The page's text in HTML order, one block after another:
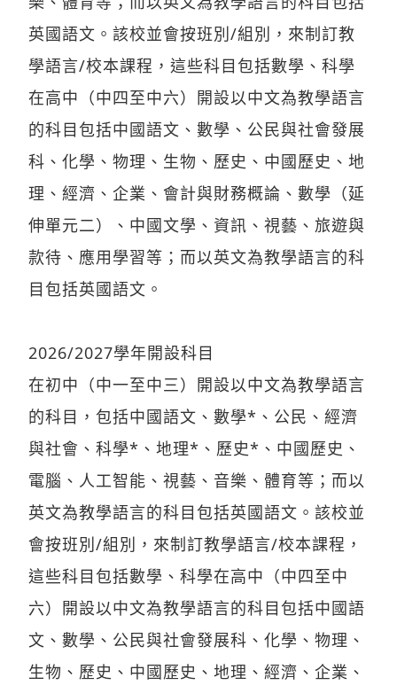
英國語文。該校並會按班別/組別，來制訂教
學語言/校本課程，這些科目包括數學、科學
在高中（中四至中六）開設以中文為教學語言
的科目包括中國語文、數學、公民與社會發展
科、化學、物理、生物、歷史、中國歷史、地
理、經濟、企業、會計與財務概論、數學（延
伸單元二）、中國文學、資訊、視藝、旅遊與
款待、應用學習等；而以英文為教學語言的科
目包括英國語文。
2026/2027學年開設科目
在初中（中一至中三）開設以中文為教學語言
的科目，包括中國語文、數學*、公民、經濟
與社會、科學*、地理*、歷史*、中國歷史、
電腦、人工智能、視藝、音樂、體育等；而以
英文為教學語言的科目包括英國語文。該校並
會按班別/組別，來制訂教學語言/校本課程，
這些科目包括數學、科學在高中（中四至中
六）開設以中文為教學語言的科目包括中國語
文、數學、公民與社會發展科、化學、物理、
生物、歷史、中國歷史、地理、經濟、企業、